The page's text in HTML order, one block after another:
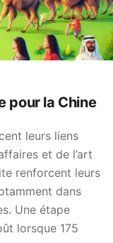
pour la Chine
leurs liens
et de l’art
renforcent leurs
dans
Une étape
lorsque 175